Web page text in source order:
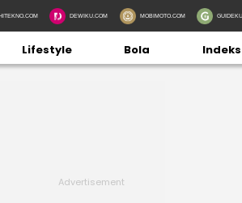
DEWIKU.COM MOBIMOTO.COM
Lifestyle Bola Indeks